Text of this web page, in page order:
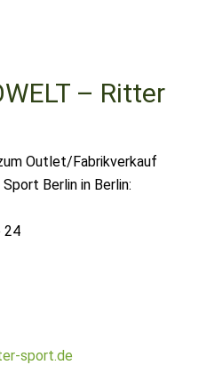
– Ritter
Outlet/Fabrikverkauf
Berlin in Berlin:
24
sport.de